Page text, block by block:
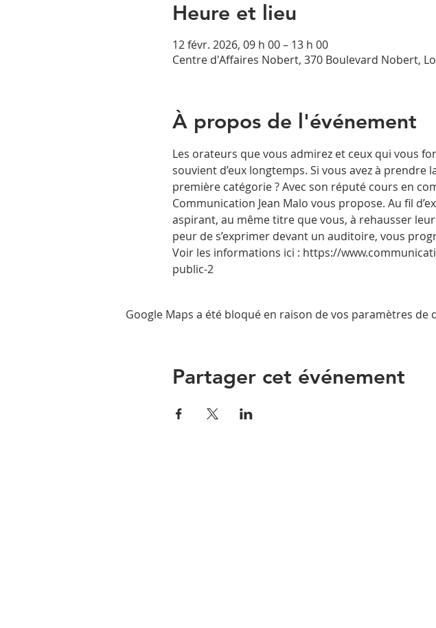
Heure et lieu
12 févr. 2026, 09 h 00 – 13 h 00
Centre d'Affaires Nobert, 370 Boulevard Nobert,
À propos de l'événement
Les orateurs que vous admirez et ceux qui vous
souvient d’eux longtemps. Si vous avez à
première catégorie ? Avec son réputé cours en
Communication Jean Malo vous propose. Au fil
aspirant, au même titre que vous, à rehausser
peur de s’exprimer devant un auditoire, vous
Voir les informations ici : https://
public-2
Google Maps a été bloqué en raison de vos paramètres
Partager cet événement